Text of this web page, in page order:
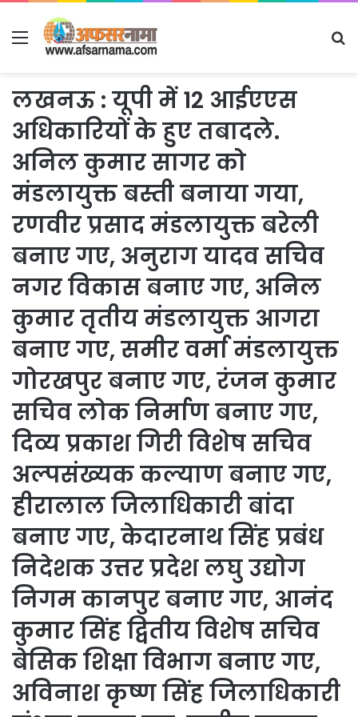
Menu
लखनऊ : यूपी में 12 आईएएस
अधिकारियों के हुए तबादले.
अनिल कुमार सागर को
मंडलायुक्त बस्ती बनाया गया,
रणवीर प्रसाद मंडलायुक्त बरेली
बनाए गए, अनुराग यादव सचिव
नगर विकास बनाए गए, अनिल
कुमार तृतीय मंडलायुक्त आगरा
बनाए गए, समीर वर्मा मंडलायुक्त
गोरखपुर बनाए गए, रंजन कुमार
सचिव लोक निर्माण बनाए गए,
दिव्य प्रकाश गिरी विशेष सचिव
अल्पसंख्यक कल्याण बनाए गए,
हीरालाल जिलाधिकारी बांदा
बनाए गए, केदारनाथ सिंह प्रबंध
निदेशक उत्तर प्रदेश लघु उद्योग
निगम कानपुर बनाए गए, आनंद
कुमार सिंह द्वितीय विशेष सचिव
बेसिक शिक्षा विभाग बनाए गए,
अविनाश कृष्ण सिंह जिलाधिकारी